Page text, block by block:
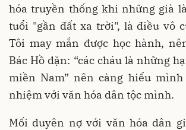
hóa truyền thống khi những già
tuổi "gần đất xa trời", là điều vô
Tôi may mắn được học hành,
Bác Hồ dặn: “các cháu là những
miền Nam” nên càng hiểu
nhiệm với văn hóa dân tộc mình.
Mối duyên nợ với văn hóa dân